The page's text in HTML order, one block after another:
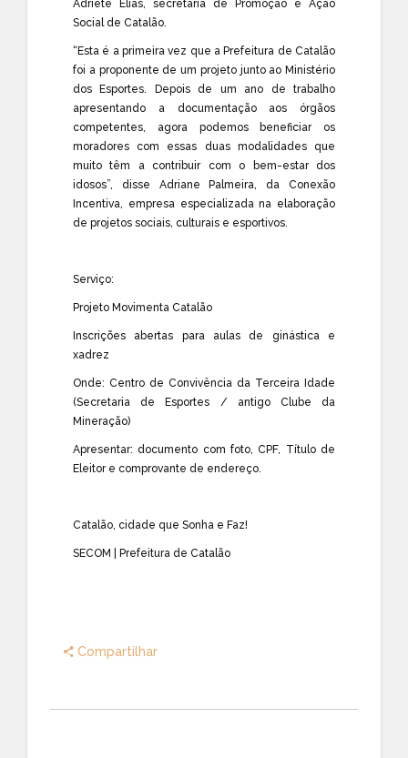
Adriete Elias, secretária de Promoção e Ação
Social de Catalão.
“Esta é a primeira vez que a Prefeitura de Catalão
foi a proponente de um projeto junto ao Ministério
dos Esportes. Depois de um ano de trabalho
apresentando a documentação aos órgãos
competentes, agora podemos beneficiar os
moradores com essas duas modalidades que
muito têm a contribuir com o bem-estar dos
idosos”, disse Adriane Palmeira, da Conexão
Incentiva, empresa especializada na elaboração
de projetos sociais, culturais e esportivos.
Serviço:
Projeto Movimenta Catalão
Inscrições abertas para aulas de ginástica e
xadrez
Onde: Centro de Convivência da Terceira Idade
(Secretaria de Esportes / antigo Clube da
Mineração)
Apresentar: documento com foto, CPF, Título de
Eleitor e comprovante de endereço.
Catalão, cidade que Sonha e Faz!
SECOM | Prefeitura de Catalão
Compartilhar